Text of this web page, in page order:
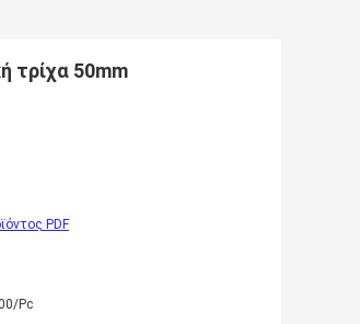
τρίχα 50mm
PDF
Pc